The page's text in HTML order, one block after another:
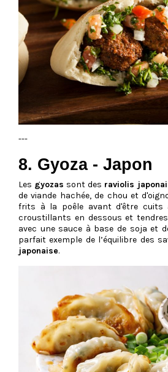
---
8. Gyoza - Japon
Les gyozas sont des raviolis
de viande hachée, de chou et
frits à la poêle avant d'être cuits
croustillants en dessous et
avec une sauce à base de soja et
parfait exemple de l’équilibre des
japonaise.